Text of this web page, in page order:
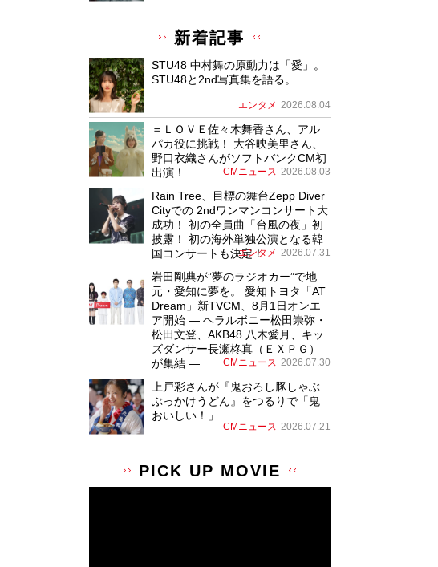
新着記事
STU48 中村舞の原動力は「愛」。
STU48と2nd写真集を語る。
エンタメ 2026.08.04
＝ＬＯＶＥ佐々木舞香さん、アル
パカ役に挑戦！ 大谷映美里さん、
野口衣織さんがソフトバンクCM初
出演！
CMニュース 2026.08.03
Rain Tree、目標の舞台Zepp Diver
Cityでの 2ndワンマンコンサート大
成功！ 初の全員曲「台風の夜」初
披露！ 初の海外単独公演となる韓
国コンサートも決定！
エンタメ 2026.07.31
岩田剛典が”夢のラジオカー”で地
元・愛知に夢を。 愛知トヨタ「AT
Dream」新TVCM、8月1日オンエ
ア開始 ― ヘラルボニー松田崇弥・
松田文登、AKB48 八木愛月、キッ
ズダンサー長瀬柊真（ＥＸＰＧ）
が集結 ―
CMニュース 2026.07.30
上戸彩さんが『鬼おろし豚しゃぶ
ぶっかけうどん』をつるりで「鬼
おいしい！」
CMニュース 2026.07.21
PICK UP MOVIE